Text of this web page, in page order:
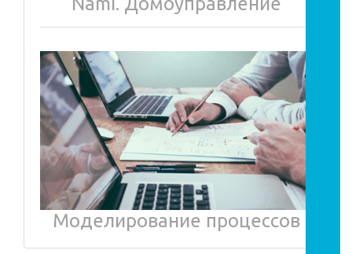
Моделирование процессов